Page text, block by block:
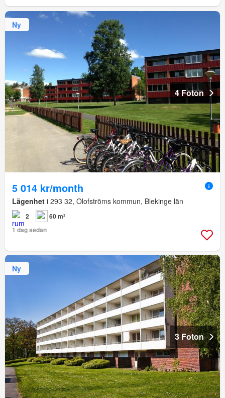
Ny
4 Foton
5 014 kr/month
Lägenhet i 293 32, Olofströms kommun, Blekinge län
2
60 m²
1 dag sedan
Ny
3 Foton